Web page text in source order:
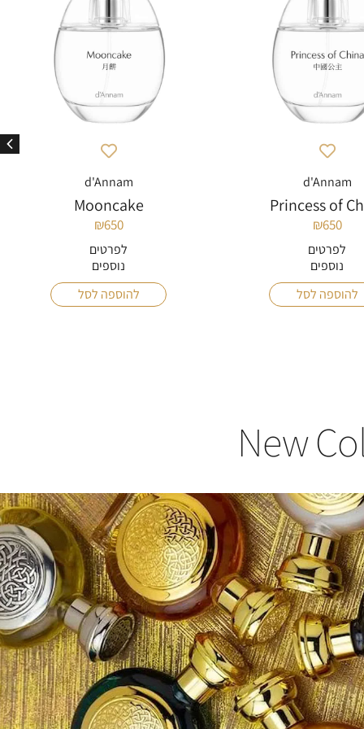
d'Annam
Princess of
₪650
לפרטים
נוספים
להוספה לסל
d'Annam
Mooncake
₪650
לפרטים
נוספים
להוספה לסל
New